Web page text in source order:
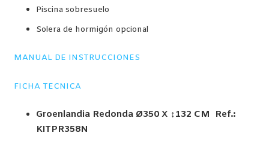
Piscina sobresuelo
Solera de hormigón opcional
MANUAL DE INSTRUCCIONES
FICHA TECNICA
Groenlandia Redonda Ø350 X ↕132 CM Ref.:
KITPR358N